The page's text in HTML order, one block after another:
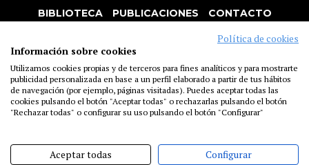
BIBLIOTECA
PUBLICACIONES
CONTACTO
COOKIES
Política de cookies
Información sobre cookies
Utilizamos cookies propias y de terceros para fines analíticos y para mostrarte
publicidad personalizada en base a un perfil elaborado a partir de tus hábitos
de navegación (por ejemplo, páginas visitadas). Puedes aceptar todas las
cookies pulsando el botón "Aceptar todas" o rechazarlas pulsando el botón
"Rechazar todas" o configurar su uso pulsando el botón "Configurar"
Aceptar todas Configurar